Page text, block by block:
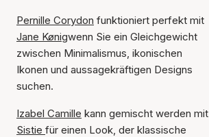
Pernille Corydon funktioniert perfekt mit
Jane Kønigwenn Sie ein Gleichgewicht
zwischen Minimalismus, ikonischen
Ikonen und aussagekräftigen Designs
suchen.
Izabel Camille kann gemischt werden mit
Sistie für einen Look, der klassische